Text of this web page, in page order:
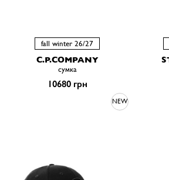
fall winter 26/27
C.P.COMPANY
сумка
10680 грн
NEW